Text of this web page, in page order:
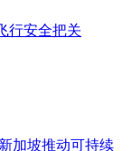
行安全把关
加坡推动可持续